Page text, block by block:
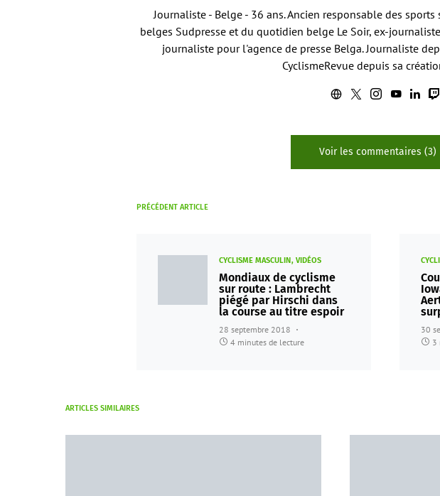
Journaliste - Belge - 36 ans. Ancien responsable des
belges Sudpresse et du quotidien belge Le Soir, ex-
journaliste pour l'agence de presse Belga. Journaliste
CyclismeRevue depuis sa
Voir les commentaires (3)
PRÉCÉDENT ARTICLE
CYCLISME MASCULIN VIDÉOS
Mondiaux de cyclisme
sur route : Lambrecht
piégé par Hirschi dans
la course au titre espoir
28 septembre 2018
4 minutes de lecture
30
3
ARTICLES SIMILAIRES